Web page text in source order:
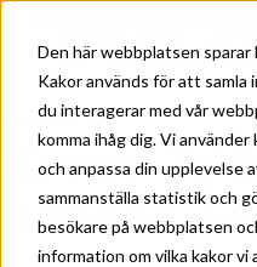
Den här webbplatsen sparar
Kakor används för att samla
du interagerar med vår
komma ihåg dig. Vi
och anpassa din upplevelse
sammanställa statistik och
besökare på webbplatsen
information om vilka kakor vi
Skip to main content
INSPIRATION
Crown
Limited